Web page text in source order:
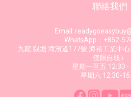
聯絡我們
Email:
WhatsApp：+852-
九龍 觀塘 海濱道177號 海裕工業中
僅限自取）
星期一至五 12:30 -
星期六 12:30-